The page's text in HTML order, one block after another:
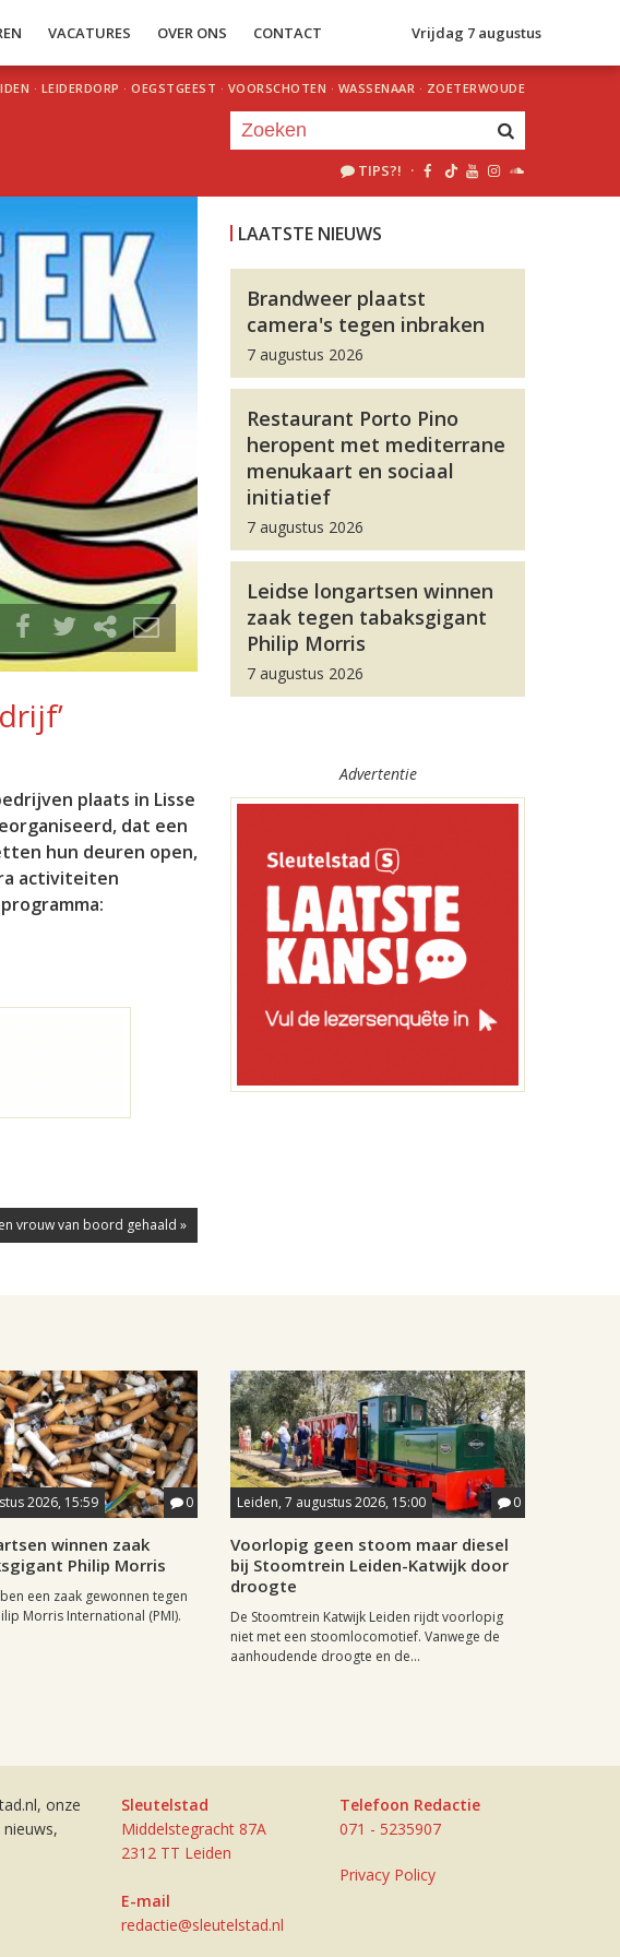
VACATURES OVER ONS CONTACT Vrijdag 7 augustus
· LEIDERDORP · OEGSTGEEST · VOORSCHOTEN · WASSENAAR · ZOETERWOUDE
TIPS?! ·
plaats in Lisse
dat een
hun deuren open,
activiteiten
vrouw van boord gehaald »
LAATSTE NIEUWS
Brandweer plaatst
camera's tegen inbraken
7 augustus 2026
Restaurant Porto Pino
heropent met mediterrane
menukaart en sociaal
initiatief
7 augustus 2026
Leidse longartsen winnen
zaak tegen tabaksgigant
Philip Morris
7 augustus 2026
Advertentie
2026, 15:59 0
winnen zaak
Philip Morris
een zaak gewonnen tegen
Morris International (PMI).
Leiden, 7 augustus 2026, 15:00 0
Voorlopig geen stoom maar diesel
bij Stoomtrein Leiden-Katwijk door
droogte
De Stoomtrein Katwijk Leiden rijdt voorlopig
niet met een stoomlocomotief. Vanwege de
aanhoudende droogte en de...
onze
Sleutelstad
Middelstegracht 87A
2312 TT Leiden
E-mail
redactie@sleutelstad.nl
Telefoon Redactie
071 - 5235907
Privacy Policy